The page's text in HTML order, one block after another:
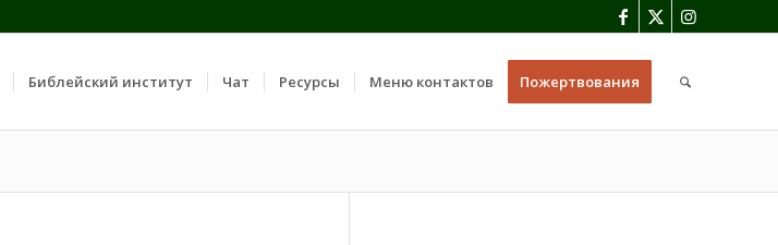
Библейский институт Чат Ресурсы Меню контактов Пожертвования